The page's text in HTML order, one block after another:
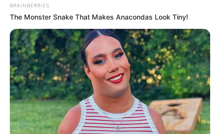
BRAINBERRIES
The Monster Snake That Makes Anacondas Look Tiny!